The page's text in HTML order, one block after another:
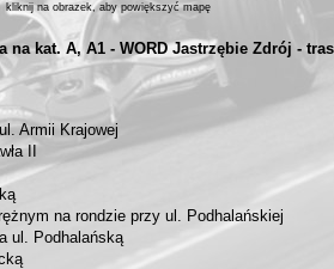
kliknij na obrazek, aby powiększyć mapę
na kat. A, A1 - WORD Jastrzębie Zdrój -
Armii Krajowej
II
na rondzie przy ul. Podhalańskiej
ul. Podhalańską